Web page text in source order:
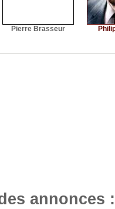
Pierre Brasseur
annonces